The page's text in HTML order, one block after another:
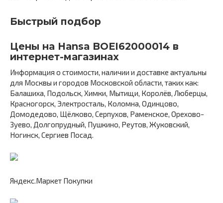
Быстрый подбор
Цены на Hansa BOEI62000014 в
интернет-магазинах
Информация о стоимости, наличии и доставке актуальны
для Москвы и городов Московской области, таких как:
Балашиха, Подольск, Химки, Мытищи, Королёв, Люберцы,
Красногорск, Электросталь, Коломна, Одинцово,
Домодедово, Щёлково, Серпухов, Раменское, Орехово-
Зуево, Долгопрудный, Пушкино, Реутов, Жуковский,
Ногинск, Сергиев Посад.
Яндекс.Маркет Покупки